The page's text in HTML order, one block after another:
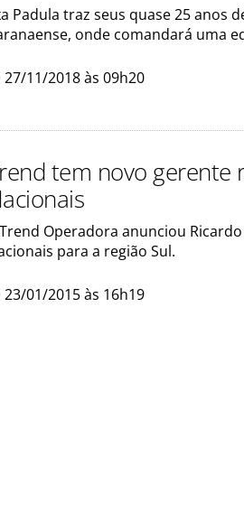
Padula traz seus quase 25 anos
onde comandará uma
27/11/2018 às 09h20
tem novo gerente
Operadora anunciou
para a região Sul.
23/01/2015 às 16h19